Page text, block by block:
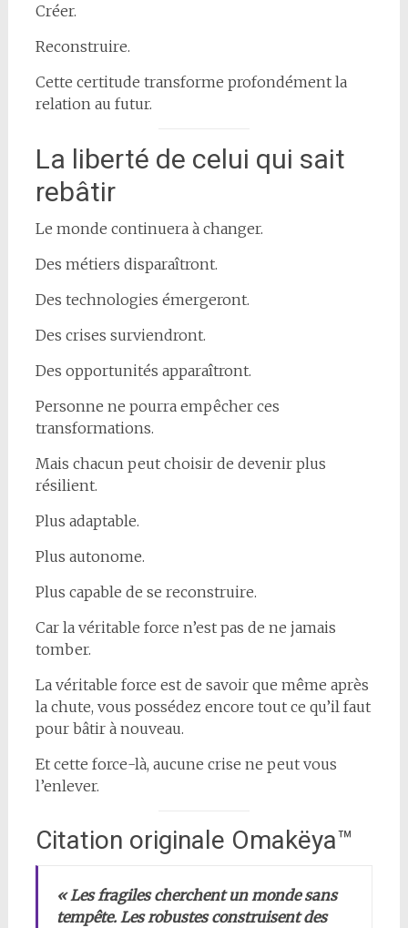
Créer.
Reconstruire.
Cette certitude transforme profondément la
relation au futur.
La liberté de celui qui sait
rebâtir
Le monde continuera à changer.
Des métiers disparaîtront.
Des technologies émergeront.
Des crises surviendront.
Des opportunités apparaîtront.
Personne ne pourra empêcher ces
transformations.
Mais chacun peut choisir de devenir plus
résilient.
Plus adaptable.
Plus autonome.
Plus capable de se reconstruire.
Car la véritable force n’est pas de ne jamais
tomber.
La véritable force est de savoir que même après
la chute, vous possédez encore tout ce qu’il faut
pour bâtir à nouveau.
Et cette force-là, aucune crise ne peut vous
l’enlever.
Citation originale Omakëya™
« Les fragiles cherchent un monde sans
tempête. Les robustes construisent des